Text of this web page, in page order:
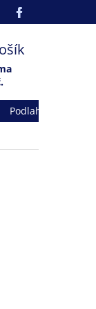
Podlahové